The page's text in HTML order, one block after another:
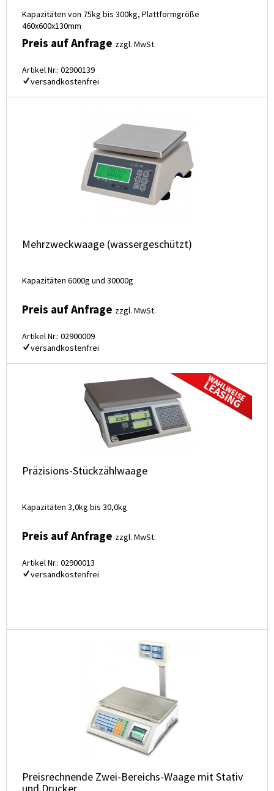
Kapazitäten von 75kg bis 300kg, Plattformgröße
460x600x130mm
Preis auf Anfrage zzgl. MwSt.
Artikel Nr.: 02900139
versandkostenfrei
Mehrzweckwaage (wassergeschützt)
Kapazitäten 6000g und 30000g
Preis auf Anfrage zzgl. MwSt.
Artikel Nr.: 02900009
versandkostenfrei
Präzisions-Stückzählwaage
Kapazitäten 3,0kg bis 30,0kg
Preis auf Anfrage zzgl. MwSt.
Artikel Nr.: 02900013
versandkostenfrei
Preisrechnende Zwei-Bereichs-Waage mit Stativ